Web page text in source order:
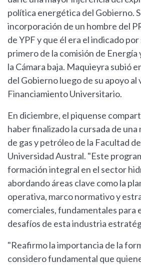
política energética del Gobierno.
incorporación de un hombre del
de YPF y que él era el indicado
primero de la comisión de Energía
la Cámara baja. Maquieyra subió
del Gobierno luego de su apoyo al
Financiamiento Universitario.
En diciembre, el piquense
haber finalizado la cursada de
de gas y petróleo de la Facultad
Universidad Austral. "Este
formación integral en el sector
abordando áreas clave como la
operativa, marco normativo y
comerciales, fundamentales para
desafíos de esta industria
"Reafirmo la importancia de la
considero fundamental que